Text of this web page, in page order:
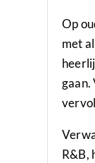
Op
met
R&B,